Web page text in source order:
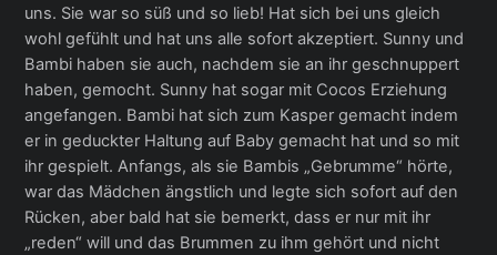
uns. Sie war so süß und so lieb! Hat sich bei uns gleich
wohl gefühlt und hat uns alle sofort akzeptiert. Sunny und
Bambi haben sie auch, nachdem sie an ihr geschnuppert
haben, gemocht. Sunny hat sogar mit Cocos Erziehung
angefangen. Bambi hat sich zum Kasper gemacht indem
er in geduckter Haltung auf Baby gemacht hat und so mit
ihr gespielt. Anfangs, als sie Bambis „Gebrumme“ hörte,
war das Mädchen ängstlich und legte sich sofort auf den
Rücken, aber bald hat sie bemerkt, dass er nur mit ihr
„reden“ will und das Brummen zu ihm gehört und nicht